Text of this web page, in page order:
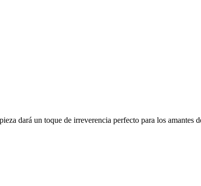
dará un toque de irreverencia perfecto para los amantes